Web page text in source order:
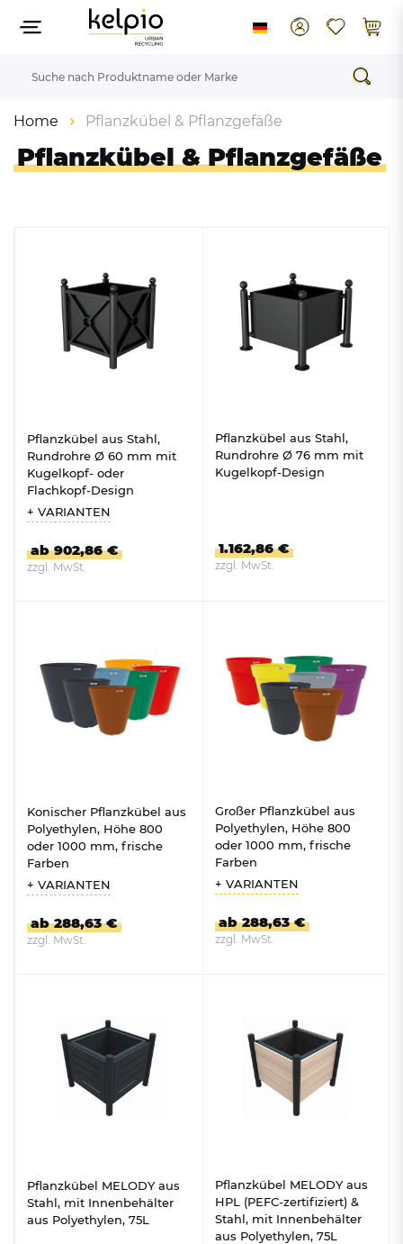
Home Pflanzkübel & Pflanzgefäße
Pflanzkübel & Pflanzgefäße
Pflanzkübel aus Stahl,
Rundrohre Ø 60 mm mit
Kugelkopf- oder
Flachkopf-Design
+ VARIANTEN
ab 902,86 €
zzgl. MwSt.
Pflanzkübel aus Stahl,
Rundrohre Ø 76 mm mit
Kugelkopf-Design
1.162,86 €
zzgl. MwSt.
Konischer Pflanzkübel aus
Polyethylen, Höhe 800
oder 1000 mm, frische
Farben
+ VARIANTEN
ab 288,63 €
zzgl. MwSt.
Großer Pflanzkübel aus
Polyethylen, Höhe 800
oder 1000 mm, frische
Farben
+ VARIANTEN
ab 288,63 €
zzgl. MwSt.
Pflanzkübel MELODY aus
Stahl, mit Innenbehälter
aus Polyethylen, 75L
Pflanzkübel MELODY aus
HPL (PEFC-zertifiziert) &
Stahl, mit Innenbehälter
aus Polyethylen, 75L